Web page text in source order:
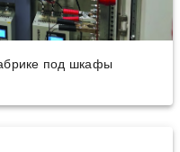
под шкафы